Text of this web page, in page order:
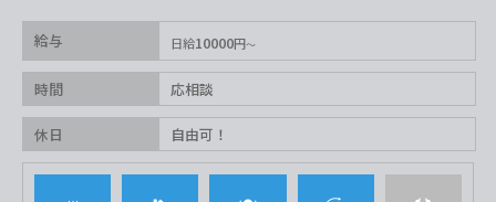
給与 日給10000円
時間 応相談
休日 自由可！